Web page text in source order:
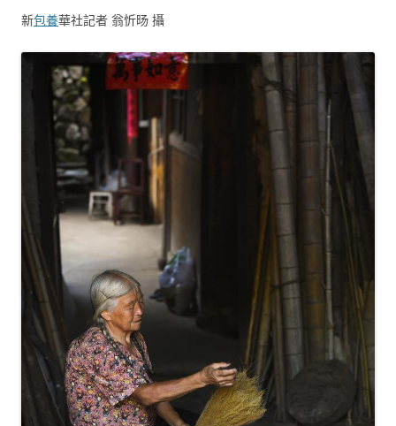
新包養華社記者 翁忻旸 攝